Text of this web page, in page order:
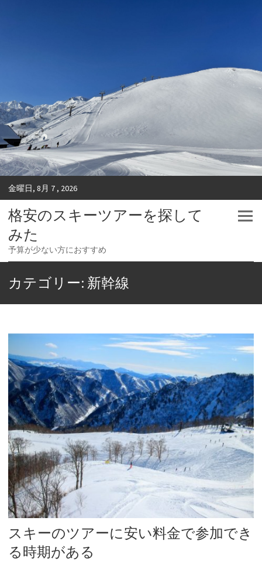
金曜日, 8月 7 , 2026
格安のスキーツアーを探して
みた
予算が少ない方におすすめ
カテゴリー: 新幹線
スキーのツアーに安い料金で参加でき
る時期がある